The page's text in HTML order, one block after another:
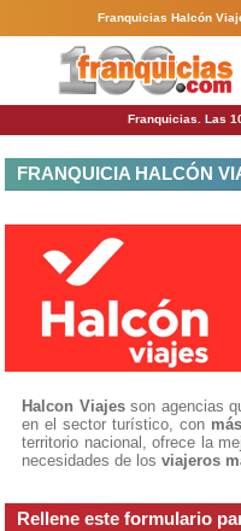
Franquicias Halcón
Franquicias. Las
FRANQUICIA HALCÓN
Halcon Viajesson agencias
en el sector turístico, con
territorio nacional, ofrece la
necesidades de los viajeros
Rellene este formulario